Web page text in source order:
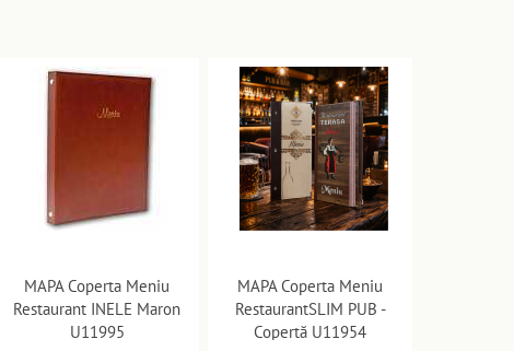
MAPA Coperta Meniu
Restaurant INELE Maron
U11995
MAPA Coperta Meniu
RestaurantSLIM PUB -
Copertă U11954